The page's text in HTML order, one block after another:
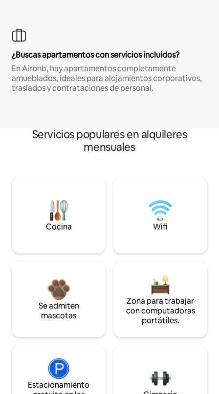
¿Buscas apartamentos con servicios incluidos?
En Airbnb, hay apartamentos completamente
amueblados, ideales para alojamientos corporativos,
traslados y contrataciones de personal.
Servicios populares en alquileres
mensuales
Cocina Wifi
Se admiten
mascotas
Zona para trabajar
con computadoras
portátiles.
Estacionamiento